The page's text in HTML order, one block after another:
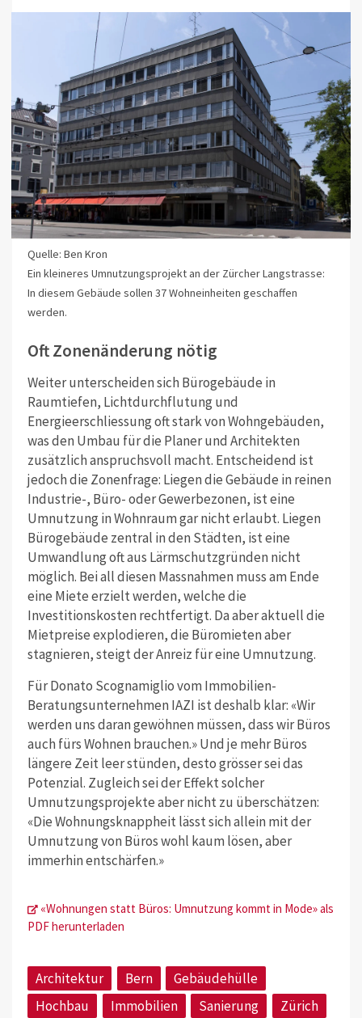
Quelle: Ben Kron
Ein kleineres Umnutzungsprojekt an der Zürcher Langstrasse:
In diesem Gebäude sollen 37 Wohneinheiten geschaffen
werden.
Oft Zonenänderung nötig
Weiter unterscheiden sich Bürogebäude in
Raumtiefen, Lichtdurchflutung und
Energieerschliessung oft stark von Wohngebäuden,
was den Umbau für die Planer und Architekten
zusätzlich anspruchsvoll macht. Entscheidend ist
jedoch die Zonenfrage: Liegen die Gebäude in reinen
Industrie-, Büro- oder Gewerbezonen, ist eine
Umnutzung in Wohnraum gar nicht erlaubt. Liegen
Bürogebäude zentral in den Städten, ist eine
Umwandlung oft aus Lärmschutzgründen nicht
möglich. Bei all diesen Massnahmen muss am Ende
eine Miete erzielt werden, welche die
Investitionskosten rechtfertigt. Da aber aktuell die
Mietpreise explodieren, die Büromieten aber
stagnieren, steigt der Anreiz für eine Umnutzung.
Für Donato Scognamiglio vom Immobilien-
Beratungsunternehmen IAZI ist deshalb klar: «Wir
werden uns daran gewöhnen müssen, dass wir Büros
auch fürs Wohnen brauchen.» Und je mehr Büros
längere Zeit leer stünden, desto grösser sei das
Potenzial. Zugleich sei der Effekt solcher
Umnutzungsprojekte aber nicht zu überschätzen:
«Die Wohnungsknappheit lässt sich allein mit der
Umnutzung von Büros wohl kaum lösen, aber
immerhin entschärfen.»
«Wohnungen statt Büros: Umnutzung kommt in Mode» als
PDF herunterladen
Architektur Bern
Gebäudehülle
Hochbau
Immobilien Sanierung Zürich